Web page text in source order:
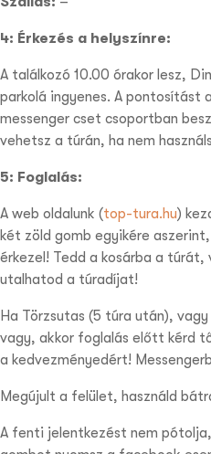
4: Érkezés a helyszínre:
A találkozó 10.00 órakor lesz,
parkolá ingyenes. A pontosítást
messenger cset csoportban
vehetsz a túrán, ha nem
5: Foglalás:
A web oldalunk (top-tura.hu)
két zöld gomb egyikére
érkezel! Tedd a kosárba a
utalhatod a túradíjat!
Ha Törzsutas (5 túra után),
vagy, akkor foglalás előtt kérd
a kedvezményedért!
Megújult a felület, használd
A fenti jelentkezést nem